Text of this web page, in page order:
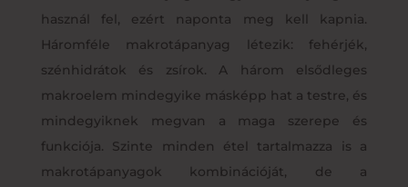
használ fel, ezért naponta meg kell kapnia.
Háromféle makrotápanyag létezik: fehérjék,
szénhidrátok és zsírok. A három elsődleges
makroelem mindegyike másképp hat a testre, és
mindegyiknek megvan a maga szerepe és
funkciója. Szinte minden étel tartalmazza is a
makrotápanyagok kombinációját, de a